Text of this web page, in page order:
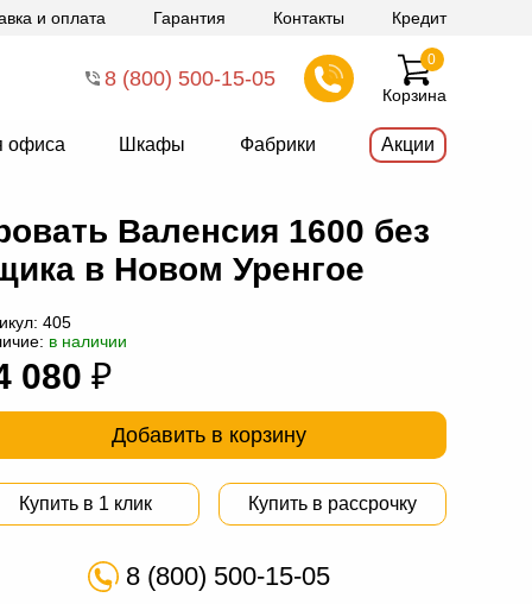
и оплата Гарантия Контакты Кредит
8 (800) 500-15-05
Корзина
0
офиса Шкафы Фабрики Акции
Валенсия 1600 без
в Новом Уренгое
405
в наличии
080 ₽
Добавить в корзину
Купить в 1 клик Купить в рассрочку
8 (800) 500-15-05